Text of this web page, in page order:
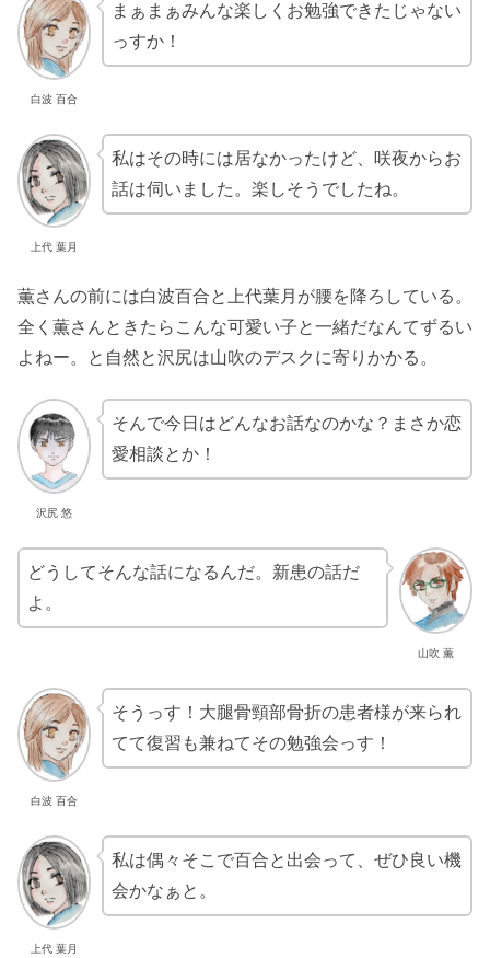
白波 百合
まぁまぁみんな楽しくお勉強できたじゃない
っすか！
上代 葉月
私はその時には居なかったけど、咲夜からお
話は伺いました。楽しそうでしたね。
薫さんの前には白波百合と上代葉月が腰を降ろしている。
全く薫さんときたらこんな可愛い子と一緒だなんてずるい
よねー。と自然と沢尻は山吹のデスクに寄りかかる。
沢尻 悠
そんで今日はどんなお話なのかな？まさか恋
愛相談とか！
山吹 薫
どうしてそんな話になるんだ。新患の話だ
よ。
白波 百合
そうっす！大腿骨頸部骨折の患者様が来られ
てて復習も兼ねてその勉強会っす！
上代 葉月
私は偶々そこで百合と出会って、ぜひ良い機
会かなぁと。